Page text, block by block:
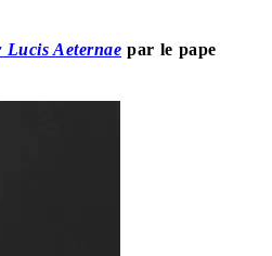
Lucis Aeternae par le pape